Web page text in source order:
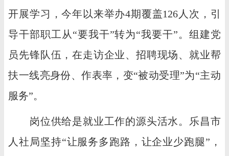
开展学习，今年以来举办4期覆盖126人次，引
导干部职工从“要我干”转为“我要干”。组建党
员先锋队伍，在走访企业、招聘现场、就业帮
扶一线亮身份、作表率，变“被动受理”为“主动
服务”。
岗位供给是就业工作的源头活水。乐昌市
人社局坚持“让服务多跑路，让企业少跑腿”，